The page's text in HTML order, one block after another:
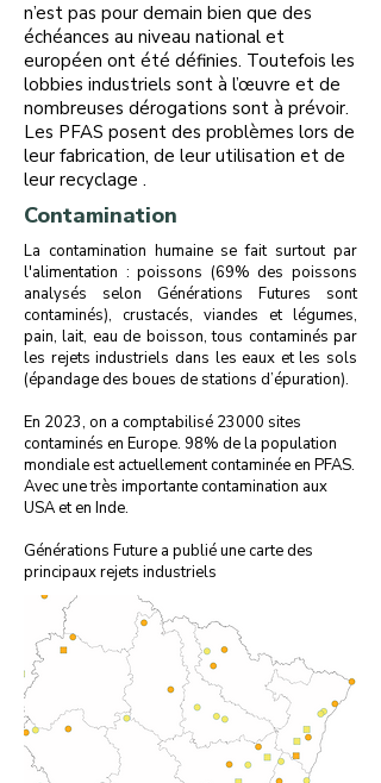
n’est pas pour demain bien que des
échéances au niveau national et
européen ont été définies. Toutefois les
lobbies industriels sont à l’œuvre et de
nombreuses dérogations sont à prévoir.
Les PFAS posent des problèmes lors de
leur fabrication, de leur utilisation et de
leur recyclage .
Contamination
La contamination humaine se fait surtout par
l'alimentation : poissons (69% des poissons
analysés selon Générations Futures sont
contaminés), crustacés, viandes et légumes,
pain, lait, eau de boisson, tous contaminés par
les rejets industriels dans les eaux et les sols
(épandage des boues de stations d’épuration).
En 2023, on a comptabilisé 23000 sites
contaminés en Europe. 98% de la population
mondiale est actuellement contaminée en PFAS.
Avec une très importante contamination aux
USA et en Inde.
Générations Future a publié une carte des
principaux rejets industriels